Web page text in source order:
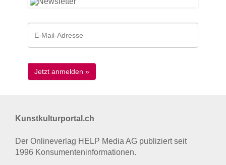
Kunstkulturportal.ch
Der Onlineverlag HELP Media AG publiziert seit
1996 Konsumenten­informationen.